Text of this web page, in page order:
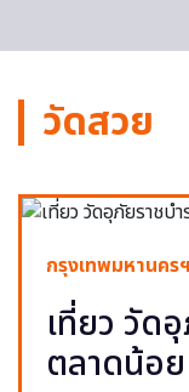
วัดสวย
กรุงเทพมหานครฯ
เที่ยว วัด
ตลาดน้อ